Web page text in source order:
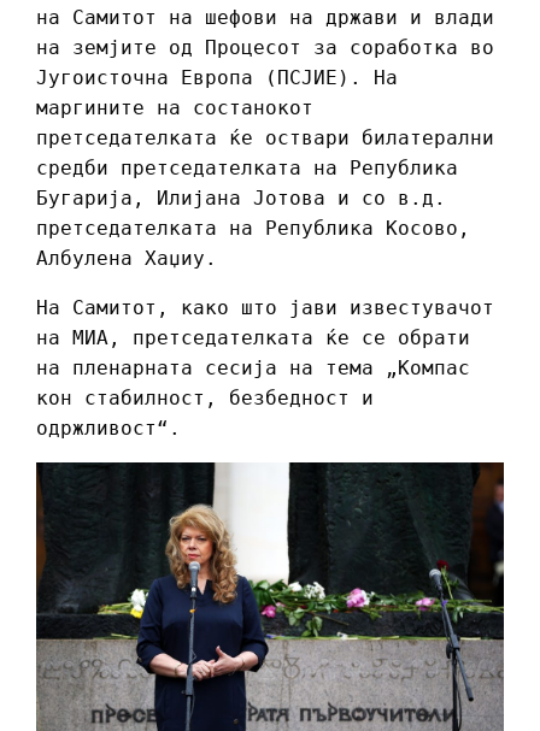
на Самитот на шефови на држави и влади
на земјите од Процесот за соработка во
Југоисточна Европа (ПСЈИЕ). На
маргините на состанокот
претседателката ќе оствари билатерални
средби претседателката на Република
Бугарија, Илијана Јотова и со в.д.
претседателката на Република Косово,
Албулена Хаџиу.
На Самитот, како што јави известувачот
на МИА, претседателката ќе се обрати
на пленарната сесија на тема „Компас
кон стабилност, безбедност и
одржливост“.